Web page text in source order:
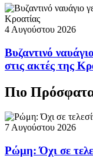
4 Αυγούστου 2026
Βυζαντινό
στις ακτές της
Πιο
7 Αυγούστου 2026
Ρώμη: Όχι σε